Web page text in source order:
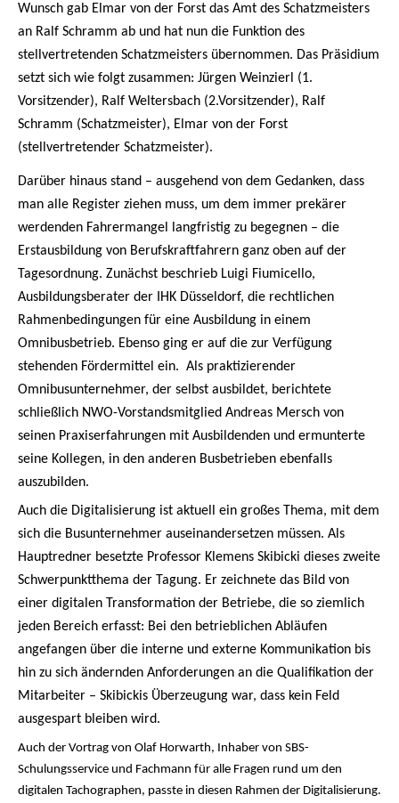
Wunsch gab Elmar von der Forst das Amt des Schatzmeisters
an Ralf Schramm ab und hat nun die Funktion des
stellvertretenden Schatzmeisters übernommen. Das Präsidium
setzt sich wie folgt zusammen: Jürgen Weinzierl (1.
Vorsitzender), Ralf Weltersbach (2.Vorsitzender), Ralf
Schramm (Schatzmeister), Elmar von der Forst
(stellvertretender Schatzmeister).
Darüber hinaus stand – ausgehend von dem Gedanken, dass
man alle Register ziehen muss, um dem immer prekärer
werdenden Fahrermangel langfristig zu begegnen – die
Erstausbildung von Berufskraftfahrern ganz oben auf der
Tagesordnung. Zunächst beschrieb Luigi Fiumicello,
Ausbildungsberater der IHK Düsseldorf, die rechtlichen
Rahmenbedingungen für eine Ausbildung in einem
Omnibusbetrieb. Ebenso ging er auf die zur Verfügung
stehenden Fördermittel ein. Als praktizierender
Omnibusunternehmer, der selbst ausbildet, berichtete
schließlich NWO-Vorstandsmitglied Andreas Mersch von
seinen Praxiserfahrungen mit Ausbildenden und ermunterte
seine Kollegen, in den anderen Busbetrieben ebenfalls
auszubilden.
Auch die Digitalisierung ist aktuell ein großes Thema, mit dem
sich die Busunternehmer auseinandersetzen müssen. Als
Hauptredner besetzte Professor Klemens Skibicki dieses zweite
Schwerpunktthema der Tagung. Er zeichnete das Bild von
einer digitalen Transformation der Betriebe, die so ziemlich
jeden Bereich erfasst: Bei den betrieblichen Abläufen
angefangen über die interne und externe Kommunikation bis
hin zu sich ändernden Anforderungen an die Qualifikation der
Mitarbeiter – Skibickis Überzeugung war, dass kein Feld
ausgespart bleiben wird.
Auch der Vortrag von Olaf Horwarth, Inhaber von SBS-
Schulungsservice und Fachmann für alle Fragen rund um den
digitalen Tachographen, passte in diesen Rahmen der Digitalisierung.